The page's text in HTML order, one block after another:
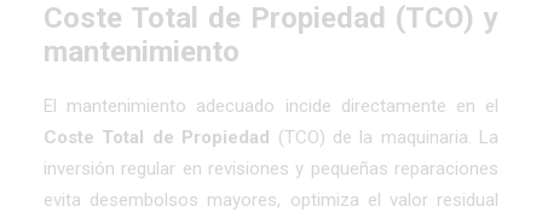
Coste Total de Propiedad (TCO) y
mantenimiento
El mantenimiento adecuado incide directamente en el
Coste Total de Propiedad (TCO) de la maquinaria. La
inversión regular en revisiones y pequeñas reparaciones
evita desembolsos mayores, optimiza el valor residual